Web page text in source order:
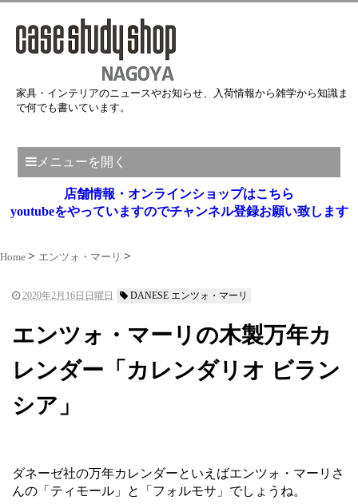
家具・インテリアのニュースやお知らせ、入荷情報から雑学から知識ま
で何でも書いています。
メニューを開く
店舗情報・オンラインショップはこちら
youtubeをやっていますのでチャンネル登録お願い致します
Home エンツォ・マーリ
2020年2月16日日曜日 DANESE エンツォ・マーリ
エンツォ・マーリの木製万年カ
レンダー「カレンダリオ ビラン
シア」
ダネーゼ社の万年カレンダーといえばエンツォ・マーリさ
んの「ティモール」と「フォルモサ」でしょうね。